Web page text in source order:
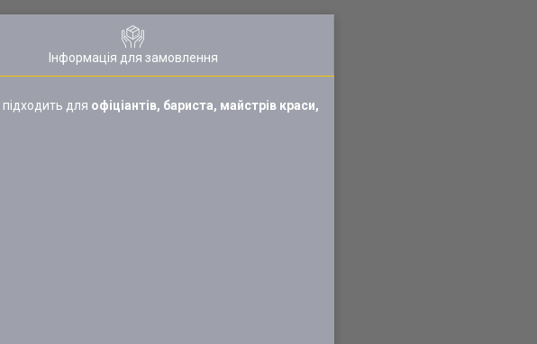
Інформація для замовлення
для офіціантів, бариста, майстрів краси,